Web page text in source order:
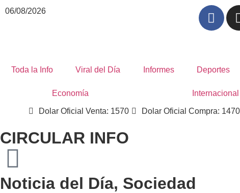
06/08/2026
Toda la Info Viral del Día Informes Deportes
Economía Internacional
Dolar Oficial Venta: 1570 Dolar Oficial Compra: 1470
CIRCULAR INFO
Noticia del Día, Sociedad